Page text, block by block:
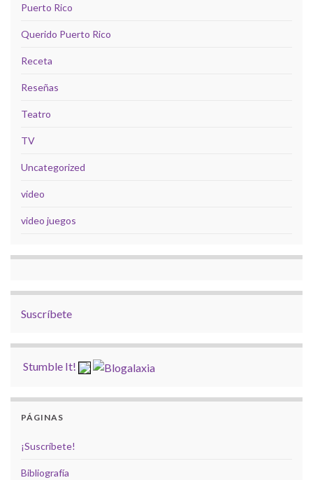
Puerto Rico
Querido Puerto Rico
Receta
Reseñas
Teatro
TV
Uncategorized
video
video juegos
Suscríbete
Stumble It!
PÁGINAS
¡Suscríbete!
Bibliografía